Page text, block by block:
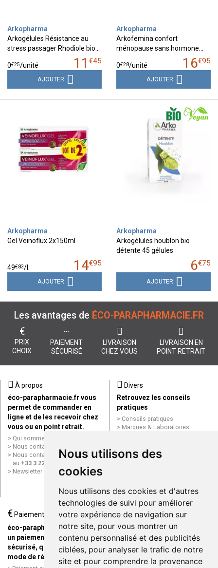
Nous utilisons des
cookies
Nous utilisons des cookies et d'autres
technologies de suivi pour améliorer
votre expérience de navigation sur
notre site, pour vous montrer un
contenu personnalisé et des publicités
ciblées, pour analyser le trafic de notre
site et pour comprendre la provenance
Arkopharma
Arkogélules Résistance au
stress passager Rhodiole bio…
11 €45
0€25/unité
AJOUTER
Arkopharma
Arkofemina confort
ménopause sans hormone…
16€95
0€28/unité
AJOUTER
Arkopharma
Gel Veinoflux 2x150ml
14€95
49€83/
AJOUTER
Arkopharma
Arkogélules houblon bio
détente 45 gélules
6€75
AJOUTER
Les avantages de ÉCO-PARAPHARMACIE.FR
€
PRIX
CHOIX
PAIEMENT
SÉCURISÉ
LIVRAISON
CHEZ VOUS
LIVRAISON EN
POINT RETRAIT
À propos
éco-parapharmacie.fr vous
permet de commander en
ligne et de les recevoir chez
vous ou en point retrait.
Qui sommes nous ?
Nous contacter par e-mail
Nous contacter par téléphone
au +33 3 22 71 64 10
Newsletter
Divers
Retrouvez les conseils
pratiques
Conseils pratiques
Marques & Laboratoires
Mentions légales
Données personnelles
ligne
€ Paiement
éco-parapharmacie.fr offre
un paiement entièrement
sécurisé, quel que soit le
mode de règlement
Livraison / Point retrait
Commandez en ligne et
recevez votre commande
rapidement chez vous ou en
point retrait
Livraison chez vous ou en